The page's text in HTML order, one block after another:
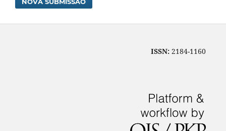
NOVA SUBMISSÃO
ISSN: 2184-1160